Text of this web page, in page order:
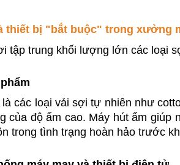
thiết bị "bắt buộc" trong xưởng
tập trung khối lượng lớn các loại
các loại vải sợi tự nhiên như
của độ ẩm cao. Máy hút ẩm giúp
trong tình trạng hoàn hảo trước